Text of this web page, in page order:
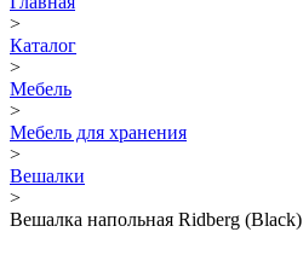
>
Каталог
>
Мебель
>
Мебель для хранения
>
Вешалки
>
Вешалка напольная Ridberg (Black)